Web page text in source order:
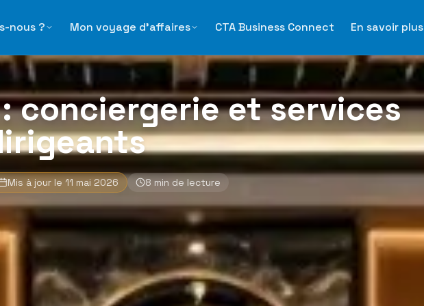
nous ? Mon voyage d'affaires CTA Business Connect En savoir plus
services premium pour dirigeants
: conciergerie et services
Mis à jour le 11 mai 2026 8 min de lecture